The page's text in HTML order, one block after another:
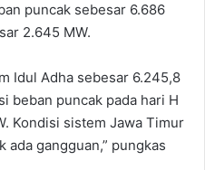
puncak sebesar 6.686
2.645 MW.
Idul Adha sebesar 6.245,8
beban puncak pada hari H
Kondisi sistem Jawa Timur
ada gangguan,” pungkas